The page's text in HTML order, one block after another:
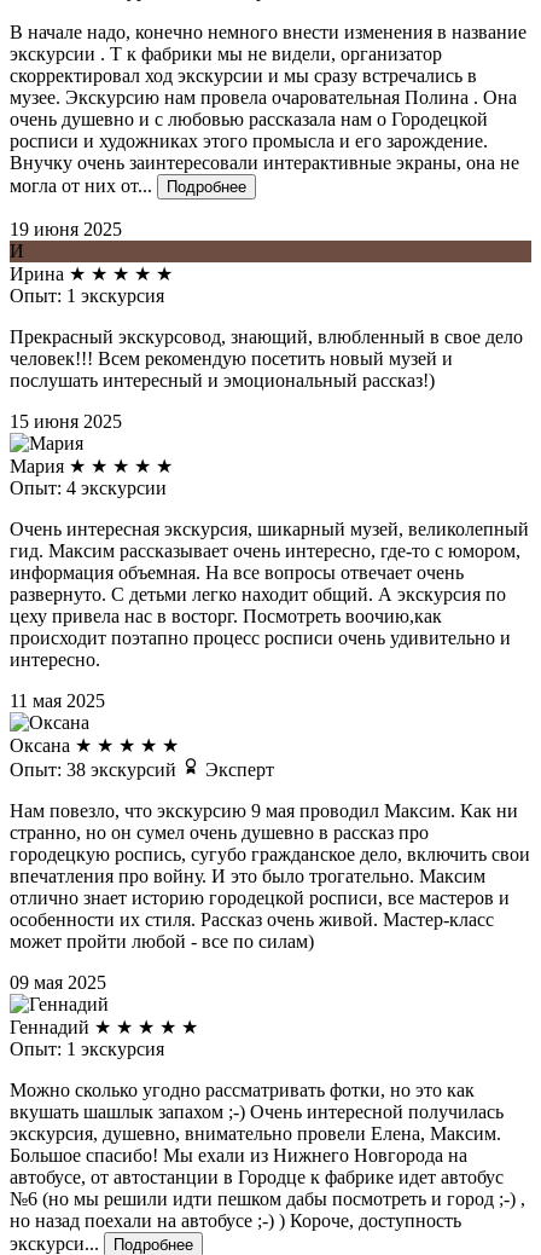
В начале надо, конечно немного внести изменения в название
экскурсии . Т к фабрики мы не видели, организатор
скорректировал ход экскурсии и мы сразу встречались в
музее. Экскурсию нам провела очаровательная Полина . Она
очень душевно и с любовью рассказала нам о Городецкой
росписи и художниках этого промысла и его зарождение.
Внучку очень заинтересовали интерактивные экраны, она не
могла от них от...
Подробнее
19 июня 2025
И
Ирина ★ ★ ★ ★ ★
Опыт: 1 экскурсия
Прекрасный экскурсовод, знающий, влюбленный в свое дело
человек!!! Всем рекомендую посетить новый музей и
послушать интересный и эмоциональный рассказ!)
15 июня 2025
Мария ★ ★ ★ ★ ★
Опыт: 4 экскурсии
Очень интересная экскурсия, шикарный музей, великолепный
гид. Максим рассказывает очень интересно, где-то с юмором,
информация объемная. На все вопросы отвечает очень
развернуто. С детьми легко находит общий. А экскурсия по
цеху привела нас в восторг. Посмотреть воочию,как
происходит поэтапно процесс росписи очень удивительно и
интересно.
11 мая 2025
Оксана ★ ★ ★ ★ ★
Опыт: 38 экскурсий
Эксперт
Нам повезло, что экскурсию 9 мая проводил Максим. Как ни
странно, но он сумел очень душевно в рассказ про
городецкую роспись, сугубо гражданское дело, включить свои
впечатления про войну. И это было трогательно. Максим
отлично знает историю городецкой росписи, все мастеров и
особенности их стиля. Рассказ очень живой. Мастер-класс
может пройти любой - все по силам)
09 мая 2025
Геннадий ★ ★ ★ ★ ★
Опыт: 1 экскурсия
Можно сколько угодно рассматривать фотки, но это как
вкушать шашлык запахом ;-) Очень интересной получилась
экскурсия, душевно, внимательно провели Елена, Максим.
Большое спасибо! Мы ехали из Нижнего Новгорода на
автобусе, от автостанции в Городце к фабрике идет автобус
№6 (но мы решили идти пешком дабы посмотреть и город ;-) ,
но назад поехали на автобусе ;-) ) Короче, доступность
экскурси...
Подробнее